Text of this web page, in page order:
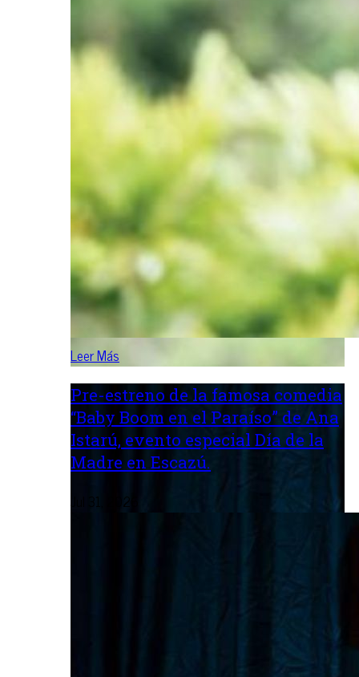
Leer Más
Pre-estreno de la famosa comedia
“Baby Boom en el Paraíso” de Ana
Istarú, evento especial Día de la
Madre en Escazú.
Jul 31, 2026